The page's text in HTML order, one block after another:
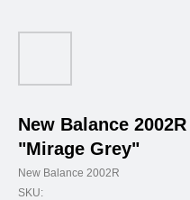
New Balance
"Mirage Grey"
New Balance 2002R
SKU: